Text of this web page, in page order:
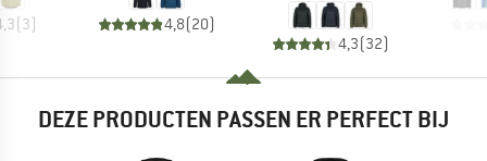
(3) 4,8(20)
4,3(32)
DEZE PRODUCTEN PASSEN ER PERFECT BIJ